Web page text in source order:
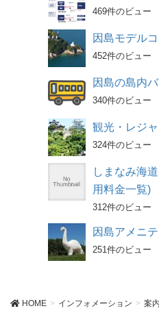
469件のビュー
因島モデル
452件のビュー
因島の島内
340件のビュー
観光・レジ
324件のビュー
しまなみ海
用料金一覧)
312件のビュー
因島アメニ
251件のビュー
HOME インフォメーション 案内